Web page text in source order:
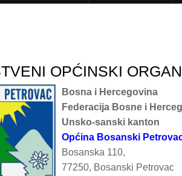
OPĆINSKI
Bosna i Hercegovina
Federacija Bosne i
Unsko-sanski kanton
Općina Bosanski
Bosanska 110,
77250, Bosanski Petrovac